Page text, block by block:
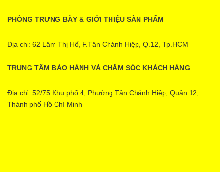
PHÒNG TRƯNG BÀY & GIỚI THIỆU SÀN PHẨM
Địa chỉ: 62 Lâm Thị Hố, F.Tân Chánh Hiệp, Q.12, Tp.HCM
TRUNG TÂM BẢO HÀNH VÀ CHĂM SÓC KHÁCH HÀNG
Địa chỉ: 52/75 Khu phố 4, Phường Tân Chánh Hiệp, Quận 12,
Thành phố Hồ Chí Minh